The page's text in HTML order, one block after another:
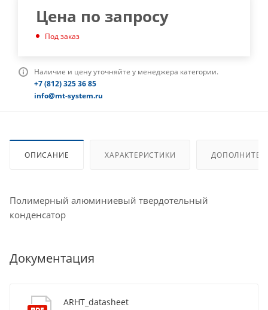
Цена по запросу
Под заказ
Наличие и цену уточняйте у менеджера категории.
+7 (812) 325 36 85
info@mt-system.ru
ОПИСАНИЕ ХАРАКТЕРИСТИКИ
Полимерный алюминиевый твердотельный
конденсатор
Документация
ARHT_datasheet